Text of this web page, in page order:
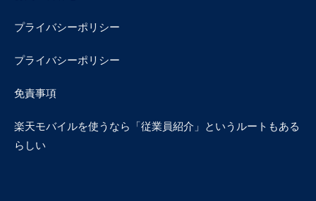
プライバシーポリシー
プライバシーポリシー
免責事項
楽天モバイルを使うなら「従業員紹介」というルートもある
らしい